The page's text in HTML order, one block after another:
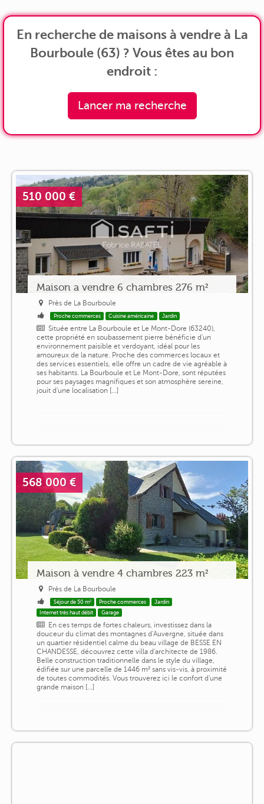
En recherche de maisons à vendre à La
Bourboule (63) ? Vous êtes au bon
endroit :
Lancer ma recherche
510 000 €
Maison a vendre 6 chambres 276 m²
Près de La Bourboule
Proche commerces Cuisine américaine Jardin
Située entre La Bourboule et Le Mont-Dore (63240),
cette propriété en soubassement pierre bénéficie d'un
environnement paisible et verdoyant, idéal pour les
amoureux de la nature. Proche des commerces locaux et
des services essentiels, elle offre un cadre de vie agréable à
ses habitants. La Bourboule et Le Mont-Dore, sont réputées
pour ses paysages magnifiques et son atmosphère sereine,
jouit d'une localisation [...]
568 000 €
Maison à vendre 4 chambres 223 m²
Près de La Bourboule
Séjour de 50 m² Proche commerces
Jardin
Internet très haut débit
Garage
En ces temps de fortes chaleurs, investissez dans la
douceur du climat des montagnes d'Auvergne, située dans
un quartier résidentiel calme du beau village de BESSE EN
CHANDESSE, découvrez cette villa d'architecte de 1986.
Belle construction traditionnelle dans le style du village,
édifiée sur une parcelle de 1446 m² sans vis-vis, à proximité
de toutes commodités. Vous trouverez ici le confort d'une
grande maison [...]